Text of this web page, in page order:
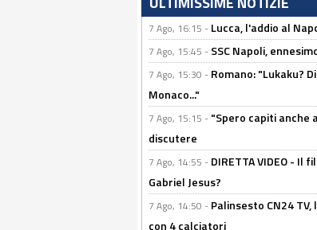
7 Ago, 16:15 - Lucca, l'addio al
7 Ago, 15:45 - SSC Napoli,
7 Ago, 15:30 - Romano: "Lukaku?
Monaco..."
7 Ago, 15:15 - "Spero capiti anche
discutere
7 Ago, 14:55 - DIRETTA VIDEO - Il
Gabriel Jesus?
7 Ago, 14:50 - Palinsesto CN24
con 4 calciatori